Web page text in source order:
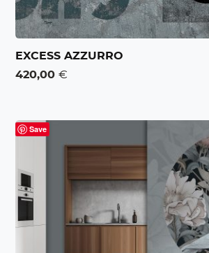
EXCESS AZZURRO
420,00€
Save